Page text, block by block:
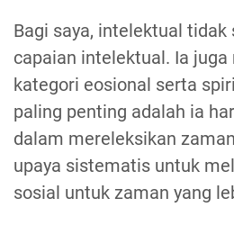
Bagi saya, intelektual tidak
capaian intelektual. Ia
kategori eosional serta
paling penting adalah ia
dalam mereleksikan
upaya sistematis untuk
sosial untuk zaman yang